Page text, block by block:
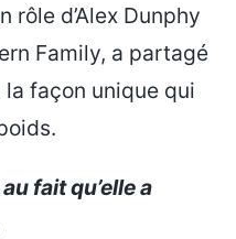
rôle d’Alex Dunphy
Family, a partagé
façon unique qui
fait qu’elle a